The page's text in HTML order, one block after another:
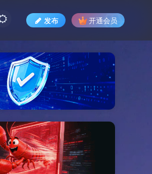
发布 开通会员